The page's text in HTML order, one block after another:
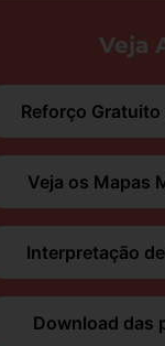
Veja
Reforço
Veja os Mapas
Interpretação
Download das